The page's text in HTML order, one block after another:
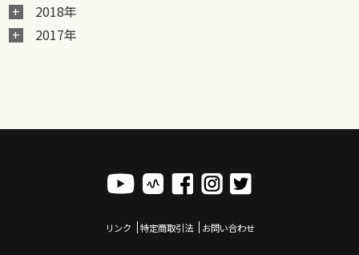
2018年
2017年
リンク 特定商取引法 お問い合わせ